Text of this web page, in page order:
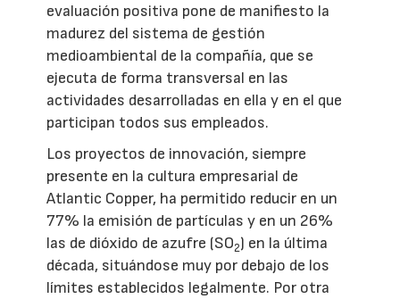
evaluación positiva pone de manifiesto la
madurez del sistema de gestión
medioambiental de la compañía, que se
ejecuta de forma transversal en las
actividades desarrolladas en ella y en el que
participan todos sus empleados.
Los proyectos de innovación, siempre
presente en la cultura empresarial de
Atlantic Copper, ha permitido reducir en un
77% la emisión de partículas y en un 26%
las de dióxido de azufre (SO2) en la última
década, situándose muy por debajo de los
límites establecidos legalmente. Por otra